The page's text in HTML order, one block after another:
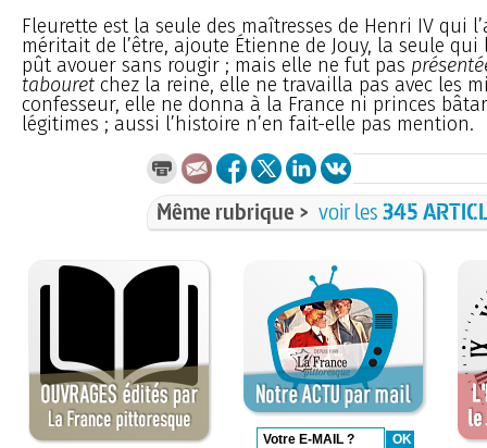
Fleurette est la seule des maîtresses de Henri IV qui
méritait de l’être, ajoute Étienne de Jouy, la seule
pût avouer sans rougir ; mais elle ne fut pas
tabouret chez la reine, elle ne travailla pas avec les
confesseur, elle ne donna à la France ni princes
légitimes ; aussi l’histoire n’en fait-elle pas mention.
Même rubrique > voir les345